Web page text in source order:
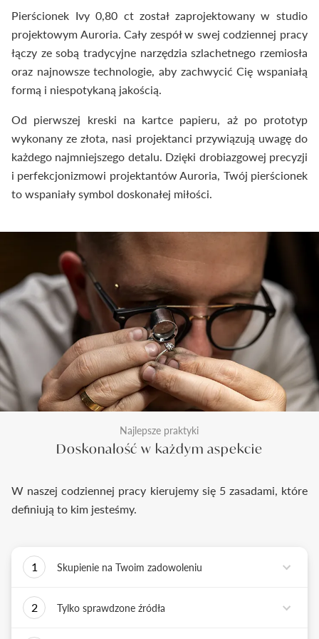
Pierścionek Ivy 0,80 ct został zaprojektowany w studio
projektowym Auroria. Cały zespół w swej codziennej pracy
łączy ze sobą tradycyjne narzędzia szlachetnego rzemiosła
oraz najnowsze technologie, aby zachwycić Cię wspaniałą
formą i niespotykaną jakością.
Od pierwszej kreski na kartce papieru, aż po prototyp
wykonany ze złota, nasi projektanci przywiązują uwagę do
każdego najmniejszego detalu. Dzięki drobiazgowej precyzji
i perfekcjonizmowi projektantów Auroria, Twój pierścionek
to wspaniały symbol doskonałej miłości.
Najlepsze praktyki
Doskonałość w każdym aspekcie
W naszej codziennej pracy kierujemy się 5 zasadami, które
definiują to kim jesteśmy.
1
Skupienie na Twoim zadowoleniu
zadanie - dostarczyć Ci biżuterię i doświadczenie,
2
Tylko sprawdzone źródła